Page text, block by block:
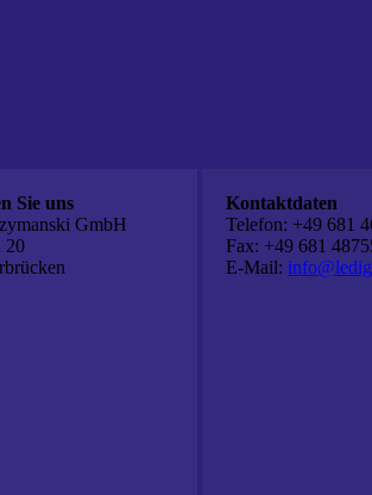
Sie uns
GmbH
20
Kontaktdaten
Telefon: +49 681
Fax: +49 681
E-Mail: